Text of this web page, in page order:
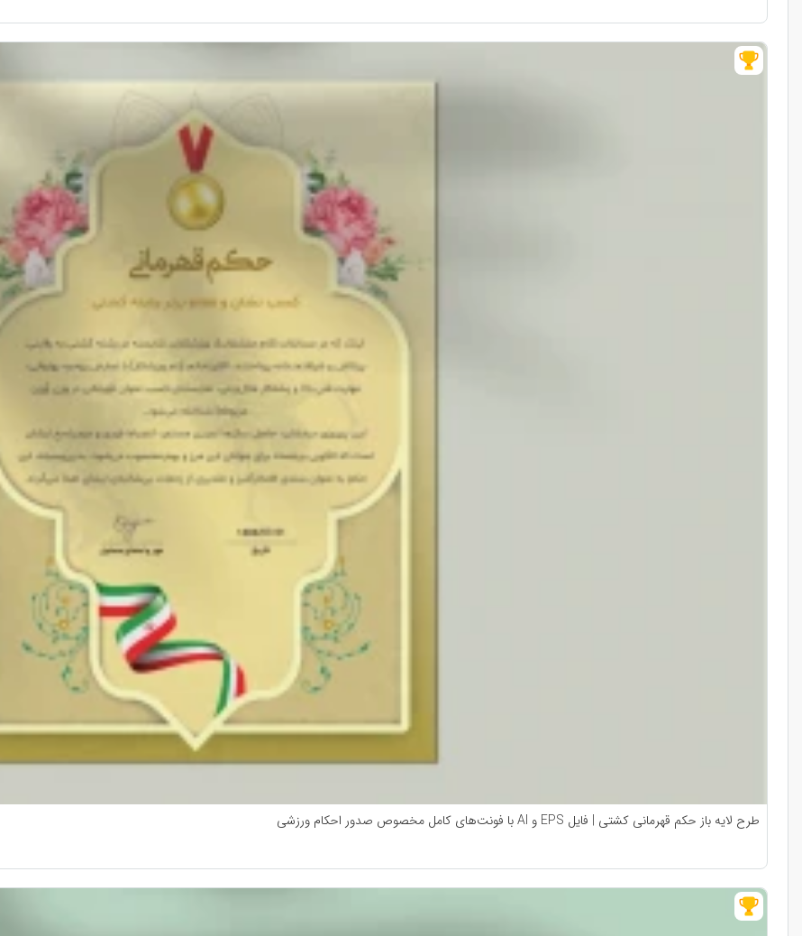
طرح لایه باز حکم قهرمانی کشتی | فایل EPS و AI با فونت‌های کامل مخصوص صدور احکام ورزشی